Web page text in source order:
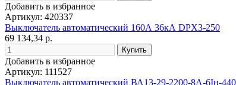
Добавить в избранное
Артикул: 420337
Выключатель автоматический 160А 36кА DPX3-250
69 134,34 р.
Добавить в избранное
Артикул: 111527
Выключатель автоматический ВА13-29-2200-8А-6Iн-